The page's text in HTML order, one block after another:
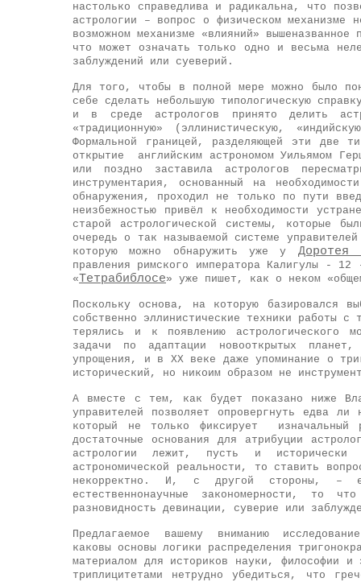
настолько справедлива и радикальна, что
астрологии – вопрос о физическом механизме
возможном механизме «влияний»
что может означать только одно и весьма
заблуждений или суеверий.
Для того, чтобы в полной мере можно было
себе сделать небольшую типологическую
и в среде астрологов принято делить
«традиционную» (эллинистическую,
Формальной границей, разделяющей эти две
открытие английским астрономом Уильямом
или поздно заставила астрологов
инструментария, основанный на
обнаружения, проходил не только по пути
неизбежностью привёл к необходимости
старой астрологической системы, которые
очередь о так называемой системе
которую можно обнаружить уже у Доротея
правления римского императора Калигулы
«Тетрабиблосе» уже пишет, как о неком
Поскольку основа, на которую базировался
собственно эллинистические техники работы
терялись и к появлению астрологического
задачи по адаптации новооткрытых
упрощения, и в ХХ веке даже упоминание о
исторический, но никоим образом не
А вместе с тем, как будет показано ниже
управителей позволяет опровергнуть едва
который не только фиксирует
достаточные основания для атрибуции
астрологии лежит, пусть и исторически
астрономической реальности, то ставить
некорректно. И, с другой стороны, –
естественнонаучные закономерности,
разновидность девинации, суверие или
Предлагаемое вашему вниманию
каковы основы логики распределения
материалом для историков науки, философии и
триплицитетами нетрудно убедиться, что